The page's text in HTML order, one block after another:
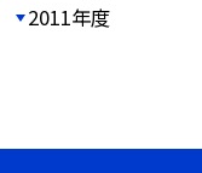
2011年度